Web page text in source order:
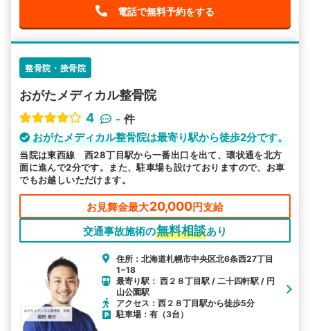
電話で無料予約をする
整骨院・接骨院
おがたメディカル整骨院
4
- 件
おがたメディカル整骨院は最寄り駅から徒歩2分です。
当院は東西線 西28丁目駅から一番出口を出て、環状通を北方
面に進んで2分です。また、駐車場も設けておりますので、お車
でもお越しいただけます。
お見舞金最大20,000円支給
交通事故施術の無料相談あり
住所：北海道札幌市中央区北6条西27丁目
1−18
最寄り駅： 西２８丁目駅 / 二十四軒駅 / 円
山公園駅
アクセス：西２８丁目駅から徒歩5分
駐車場：有（3台）